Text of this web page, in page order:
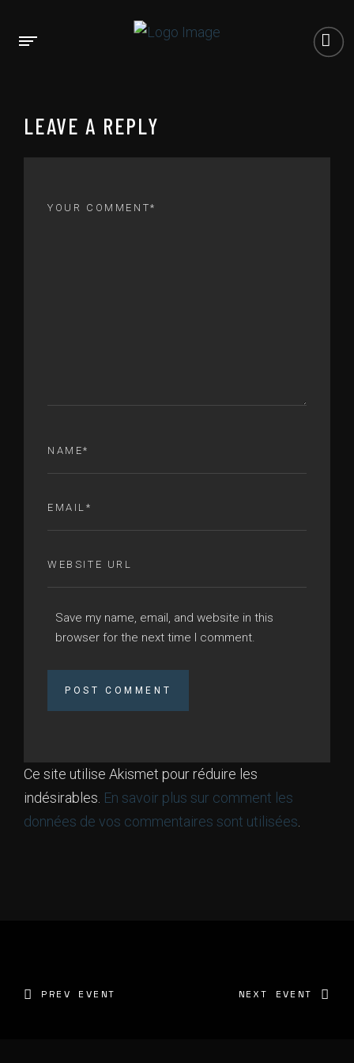
LEAVE A REPLY
Save my name, email, and website in this
browser for the next time I comment.
Ce site utilise Akismet pour réduire les
indésirables. En savoir plus sur comment les
données de vos commentaires sont utilisées
PREV EVENT NEXT EVENT